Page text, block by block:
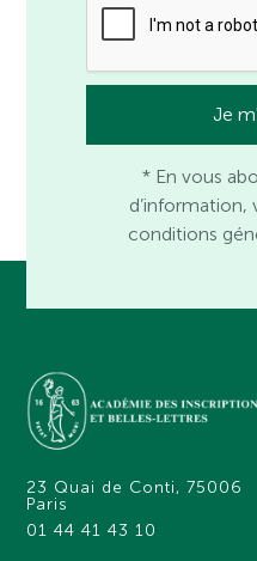
* En vous
d’information,
conditions
23 Quai de Conti, 75006
Paris
01 44 41 43 10